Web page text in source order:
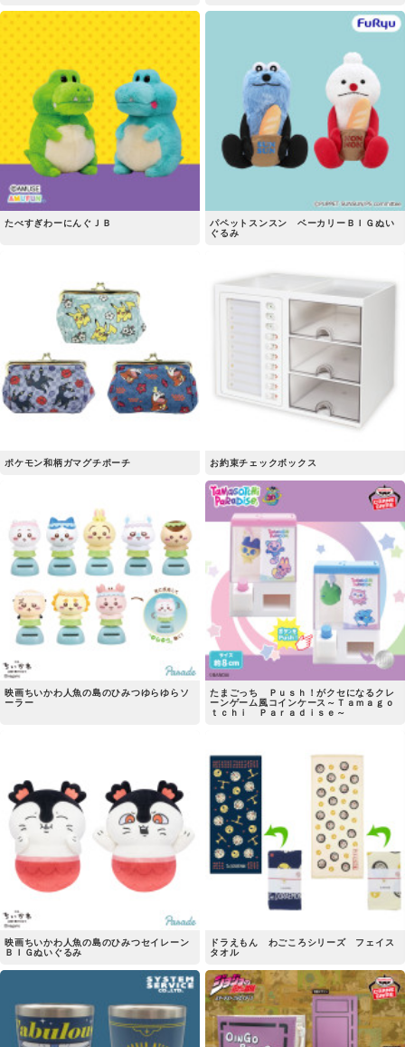
たべすぎわーにんぐＪＢ
パペットスンスン ベーカリーＢＩＧぬい
ぐるみ
ポケモン和柄ガマグチポーチ お約束チェックボックス
映画ちいかわ人魚の島のひみつゆらゆらソ
ーラー
たまごっち Ｐｕｓｈ！がクセになるクレ
ーンゲーム風コインケース～Ｔａｍａｇｏ
ｔｃｈｉ Ｐａｒａｄｉｓｅ～
映画ちいかわ人魚の島のひみつセイレーン
ＢＩＧぬいぐるみ
ドラえもん わごころシリーズ フェイス
タオル